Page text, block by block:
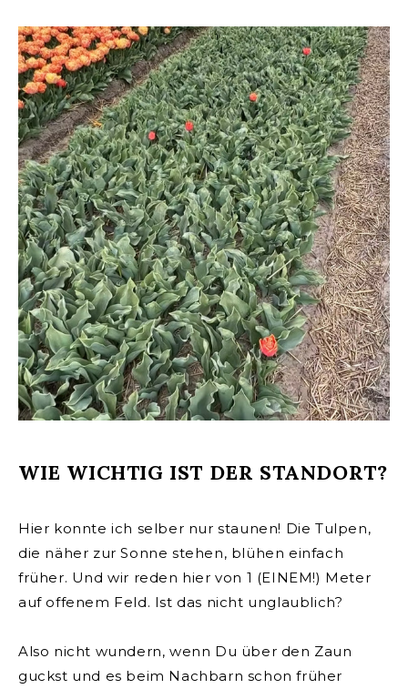
WIE WICHTIG IST DER STANDORT?
Hier konnte ich selber nur staunen! Die Tulpen,
die näher zur Sonne stehen, blühen einfach
früher. Und wir reden hier von 1 (EINEM!) Meter
auf offenem Feld. Ist das nicht unglaublich?
Also nicht wundern, wenn Du über den Zaun
guckst und es beim Nachbarn schon früher